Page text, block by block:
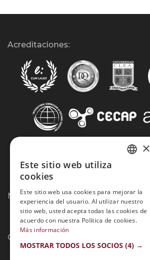
Acreditaciones:
Métodos de Pago:
Contacto:
×
Este sitio web utiliza
cookies
Este sitio web usa cookies para mejorar la
experiencia del usuario. Al utilizar nuestro
sitio web, usted acepta todas las cookies de
acuerdo con nuestra Política de cookies.
Más información
MOSTRAR TODOS LOS SOCIOS (4) →